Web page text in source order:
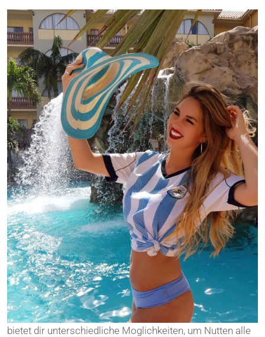
bietet dir unterschiedliche Moglichkeiten, um Nutten alle